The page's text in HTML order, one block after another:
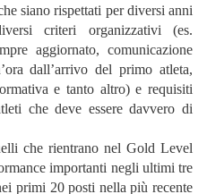
siano rispettati per diversi anni
criteri organizzativi (es.
aggiornato, comunicazione
dall’arrivo del primo atleta,
e tanto altro) e requisiti
che deve essere davvero di
che rientrano nel Gold Level
importanti negli ultimi tre
primi 20 posti nella più recente